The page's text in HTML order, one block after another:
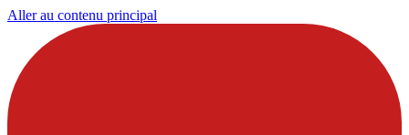
Aller au contenu principal